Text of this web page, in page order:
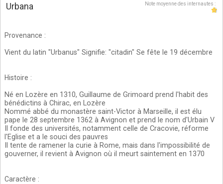
Urbana Note moyenne des internautes :
Provenance :
Vient du latin "Urbanus" Signifie: "citadin" Se fête le 19 décembre
Histoire :
Né en Lozère en 1310, Guillaume de Grimoard prend l'habit des
bénédictins à Chirac, en Lozère
Nommé abbé du monastère saint-Victor à Marseille, il est élu
pape le 28 septembre 1362 à Avignon et prend le nom d'Urbain V
Il fonde des universités, notamment celle de Cracovie, réforme
l'Eglise et a le souci des pauvres
Il tente de ramener la curie à Rome, mais dans l'impossibilité de
gouverner, il revient à Avignon où il meurt saintement en 1370
Caractère :